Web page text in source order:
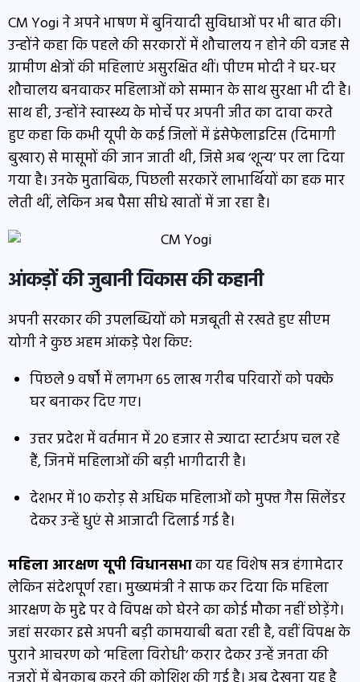
CM Yogi ने अपने भाषण में बुनियादी सुविधाओं पर भी बात की।
उन्होंने कहा कि पहले की सरकारों में शौचालय न होने की वजह से
ग्रामीण क्षेत्रों की महिलाएं असुरक्षित थीं। पीएम मोदी ने घर-घर
शौचालय बनवाकर महिलाओं को सम्मान के साथ सुरक्षा भी दी है।
साथ ही, उन्होंने स्वास्थ्य के मोर्चे पर अपनी जीत का दावा करते
हुए कहा कि कभी यूपी के कई जिलों में इंसेफेलाइटिस (दिमागी
बुखार) से मासूमों की जान जाती थी, जिसे अब ‘शून्य’ पर ला दिया
गया है। उनके मुताबिक, पिछली सरकारें लाभार्थियों का हक मार
लेती थीं, लेकिन अब पैसा सीधे खातों में जा रहा है।
आंकड़ों की जुबानी विकास की कहानी
अपनी सरकार की उपलब्धियों को मजबूती से रखते हुए सीएम
योगी ने कुछ अहम आंकड़े पेश किए:
पिछले 9 वर्षों में लगभग 65 लाख गरीब परिवारों को पक्के
घर बनाकर दिए गए।
उत्तर प्रदेश में वर्तमान में 20 हजार से ज्यादा स्टार्टअप चल रहे
हैं, जिनमें महिलाओं की बड़ी भागीदारी है।
देशभर में 10 करोड़ से अधिक महिलाओं को मुफ्त गैस सिलेंडर
देकर उन्हें धुएं से आजादी दिलाई गई है।
महिला आरक्षण यूपी विधानसभाका यह विशेष सत्र हंगामेदार
लेकिन संदेशपूर्ण रहा। मुख्यमंत्री ने साफ कर दिया कि महिला
आरक्षण के मुद्दे पर वे विपक्ष को घेरने का कोई मौका नहीं छोड़ेंगे।
जहां सरकार इसे अपनी बड़ी कामयाबी बता रही है, वहीं विपक्ष के
पुराने आचरण को ‘महिला विरोधी’ करार देकर उन्हें जनता की